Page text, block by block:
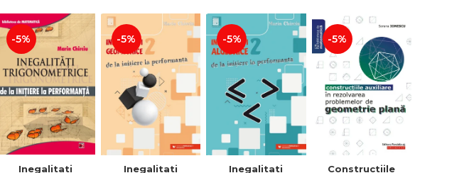
-5%
Inegalitati
-5%
Inegalitati
-5%
Inegalitati
-5%
Constructiile